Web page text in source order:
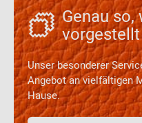
Genau
Unser besonderer
Angebot an vielfältigen
Hause.